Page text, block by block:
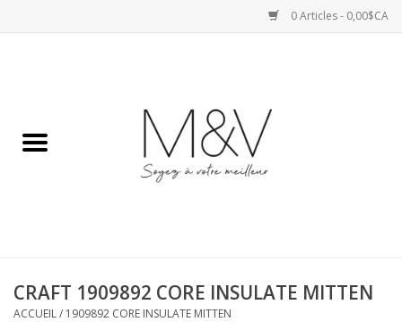
0 Articles - 0,00$CA
SPORTS
BAS
CRAFT 1909892 CORE INSULATE MITTEN
ACCUEIL/ 1909892 CORE INSULATE MITTEN